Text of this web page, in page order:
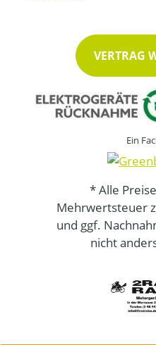
VERTRAG
Ein
* Alle
Mehrwertsteuer
und ggf.
nicht